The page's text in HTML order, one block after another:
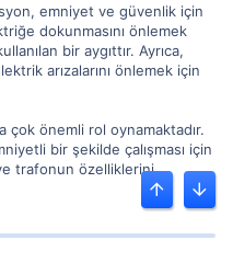
emniyet ve güvenlik için
dokunmasını önlemek
bir aygıttır. Ayrıca,
arızalarını önlemek için
çok önemli rol oynamaktadır.
bir şekilde çalışması için
trafonun özelliklerini
Üst Alt